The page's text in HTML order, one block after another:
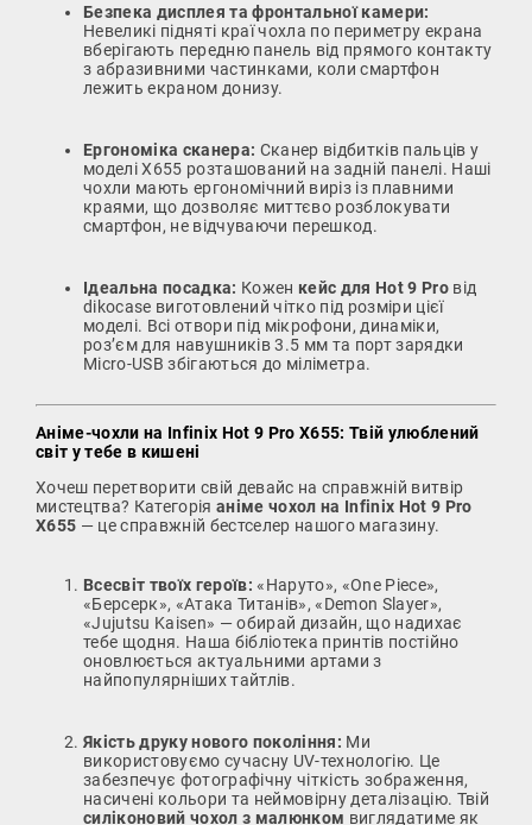
Безпека дисплея та фронтальної камери:
Невеликі підняті краї чохла по периметру екрана
вберігають передню панель від прямого контакту
з абразивними частинками, коли смартфон
лежить екраном донизу.
Ергономіка сканера: Сканер відбитків пальців у
моделі X655 розташований на задній панелі. Наші
чохли мають ергономічний виріз із плавними
краями, що дозволяє миттєво розблокувати
смартфон, не відчуваючи перешкод.
Ідеальна посадка: Кожен кейс для Hot 9 Pro від
dikocase виготовлений чітко під розміри цієї
моделі. Всі отвори під мікрофони, динаміки,
роз’єм для навушників 3.5 мм та порт зарядки
Micro-USB збігаються до міліметра.
Аніме-чохли на Infinix Hot 9 Pro X655: Твій улюблений
світ у тебе в кишені
Хочеш перетворити свій девайс на справжній витвір
мистецтва? Категорія аніме чохол на Infinix Hot 9 Pro
X655 — це справжній бестселер нашого магазину.
Всесвіт твоїх героїв: «Наруто», «One Piece»,
«Берсерк», «Атака Титанів», «Demon Slayer»,
«Jujutsu Kaisen» — обирай дизайн, що надихає
тебе щодня. Наша бібліотека принтів постійно
оновлюється актуальними артами з
найпопулярніших тайтлів.
Якість друку нового покоління: Ми
використовуємо сучасну UV-технологію. Це
забезпечує фотографічну чіткість зображення,
насичені кольори та неймовірну деталізацію. Твій
силіконовий чохол з малюнком виглядатиме як